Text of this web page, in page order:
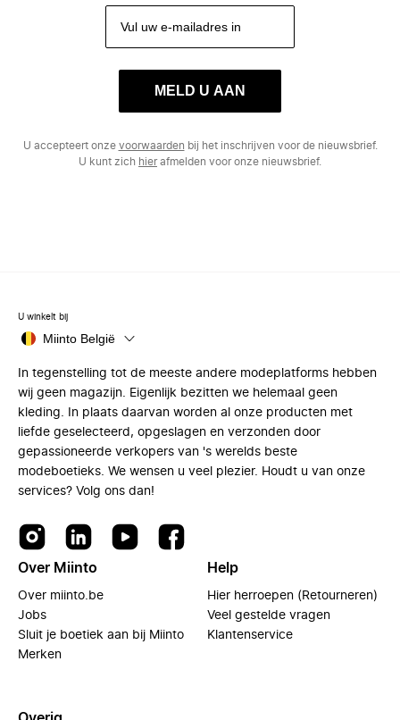
MELD U AAN
U accepteert onze voorwaarden bij het inschrijven voor de nieuwsbrief.
U kunt zich hierafmelden voor onze nieuwsbrief.
U winkelt bij
Miinto België
In tegenstelling tot de meeste andere modeplatforms hebben
wij geen magazijn. Eigenlijk bezitten we helemaal geen
kleding. In plaats daarvan worden al onze producten met
liefde geselecteerd, opgeslagen en verzonden door
gepassioneerde verkopers van 's werelds beste
modeboetieks. We wensen u veel plezier. Houdt u van onze
services? Volg ons dan!
Over Miinto
Over miinto.be
Jobs
Sluit je boetiek aan bij Miinto
Merken
Help
Hier herroepen (Retourneren)
Veel gestelde vragen
Klantenservice